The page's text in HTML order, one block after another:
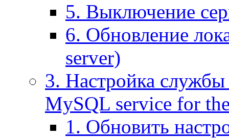
5. Выключение
6. Обновление
server)
3. Настройка
MySQL service for
1. Обновить